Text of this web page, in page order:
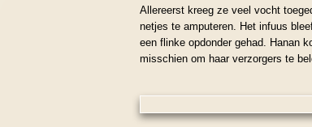
Allereerst kreeg ze veel vocht
netjes te amputeren. Het infuus
een flinke opdonder gehad. Hanan
misschien om haar verzorgers te